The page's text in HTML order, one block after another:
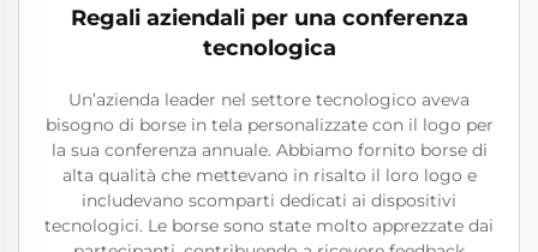
Regali aziendali per una conferenza
tecnologica
Un’azienda leader nel settore tecnologico aveva
bisogno di borse in tela personalizzate con il logo per
la sua conferenza annuale. Abbiamo fornito borse di
alta qualità che mettevano in risalto il loro logo e
includevano scomparti dedicati ai dispositivi
tecnologici. Le borse sono state molto apprezzate dai